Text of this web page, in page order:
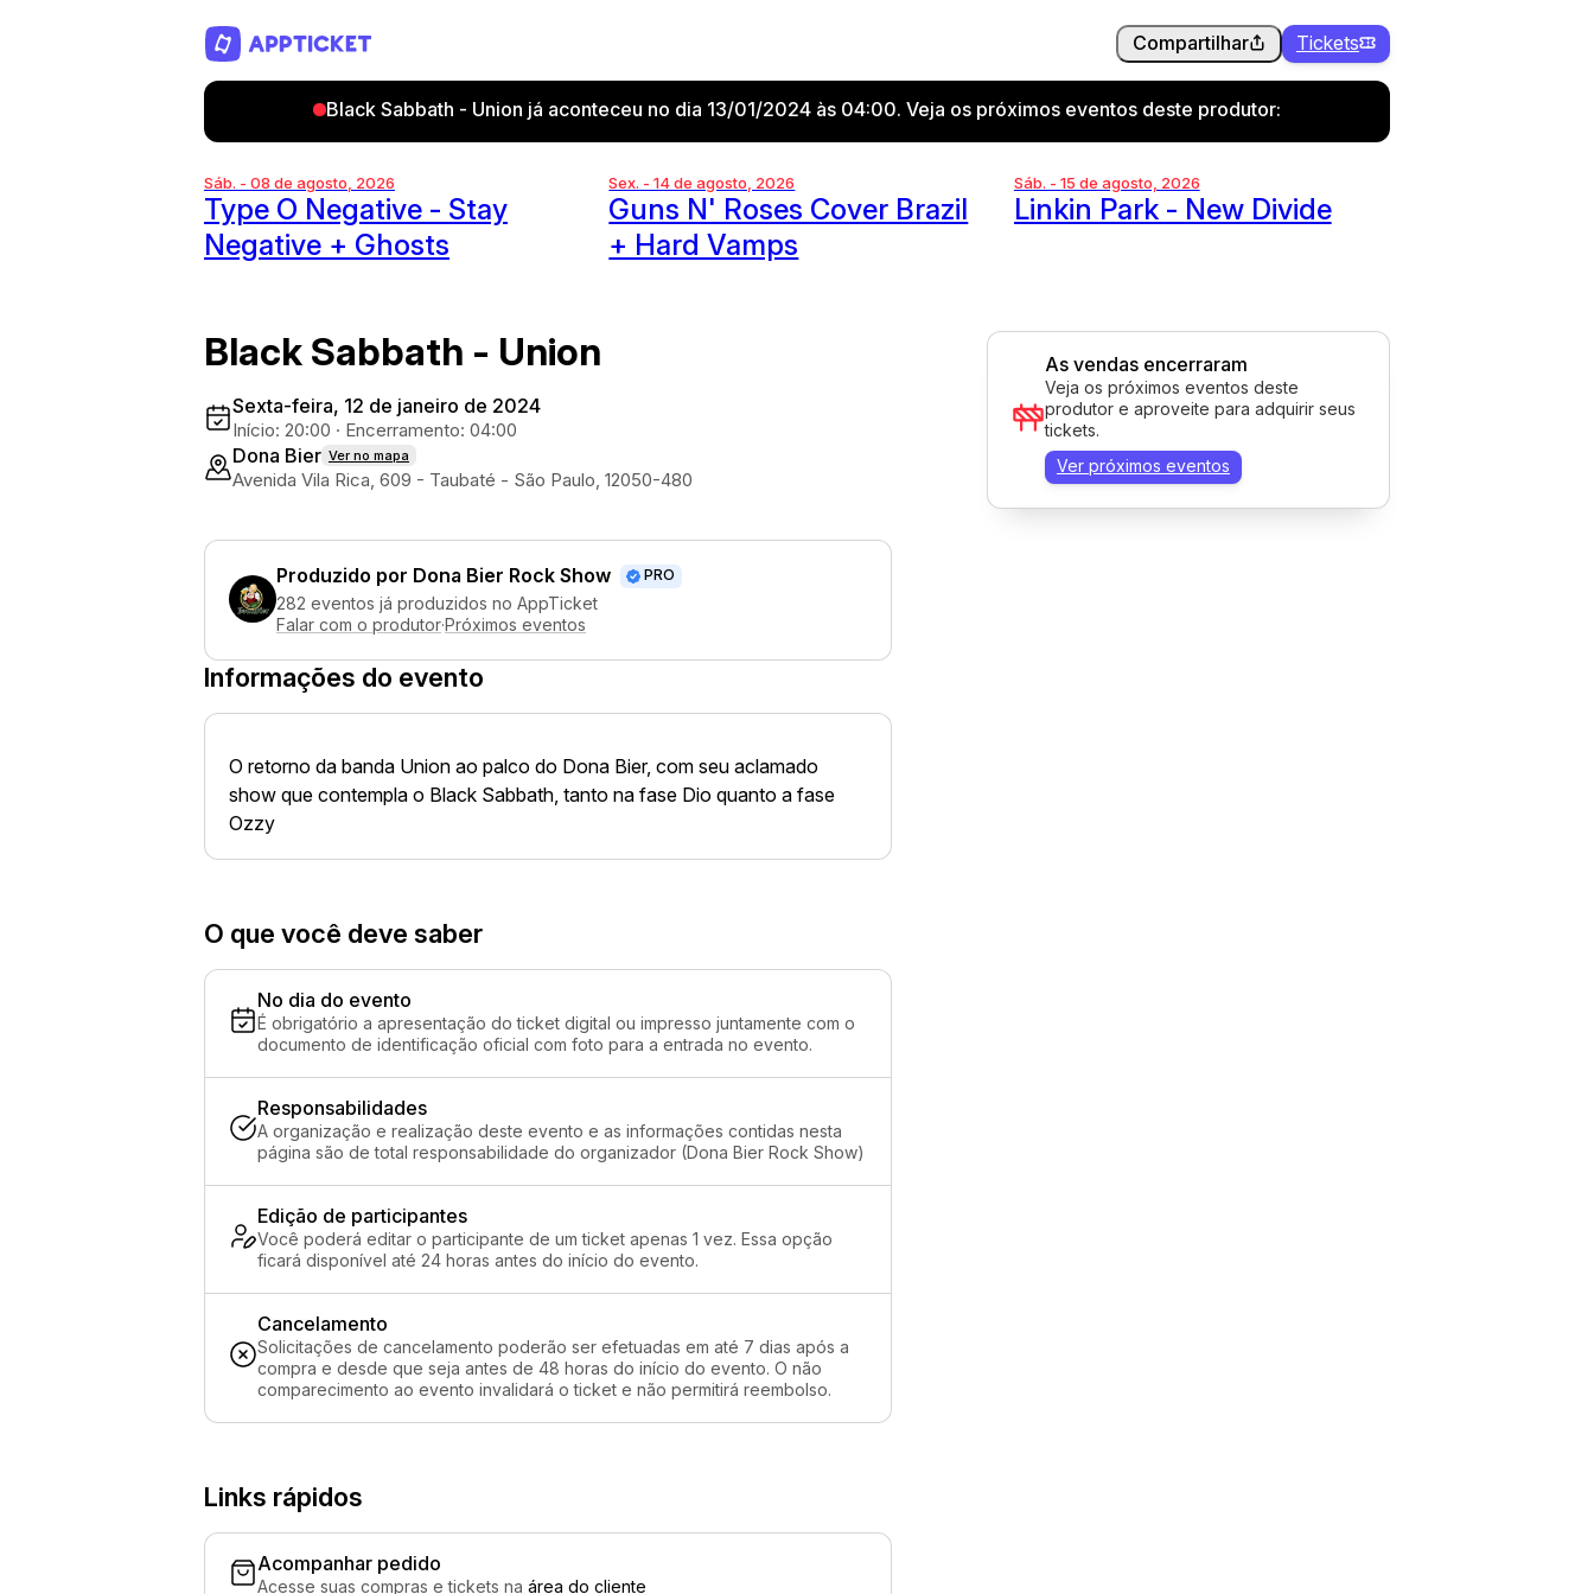
Compartilhar Tickets
Black Sabbath - Union já aconteceu no dia 13/01/2024 às 04:00. Veja os próximos eventos deste produtor:
Sáb. - 08 de agosto, 2026
Type O Negative - Stay
Negative + Ghosts
Sex. - 14 de agosto, 2026
Guns N' Roses Cover Brazil
+ Hard Vamps
Sáb. - 15 de agosto, 2026
Linkin Park - New Divide
Black Sabbath - Union
Sexta-feira, 12 de janeiro de 2024
Início: 20:00 · Encerramento: 04:00
Dona Bier Ver no mapa
Avenida Vila Rica, 609 - Taubaté - São Paulo, 12050-480
Produzido por Dona Bier Rock Show PRO
282 eventos já produzidos no AppTicket
Falar com o produtor·Próximos eventos
Informações do evento
O retorno da banda Union ao palco do Dona Bier, com seu aclamado
show que contempla o Black Sabbath, tanto na fase Dio quanto a fase
Ozzy
As vendas encerraram
Veja os próximos eventos deste
produtor e aproveite para adquirir seus
tickets.
Ver próximos eventos
O que você deve saber
No dia do evento
É obrigatório a apresentação do ticket digital ou impresso juntamente com o
documento de identificação oficial com foto para a entrada no evento.
Responsabilidades
A organização e realização deste evento e as informações contidas nesta
página são de total responsabilidade do organizador (Dona Bier Rock Show)
Edição de participantes
Você poderá editar o participante de um ticket apenas 1 vez. Essa opção
ficará disponível até 24 horas antes do início do evento.
Cancelamento
Solicitações de cancelamento poderão ser efetuadas em até 7 dias após a
compra e desde que seja antes de 48 horas do início do evento. O não
comparecimento ao evento invalidará o ticket e não permitirá reembolso.
Links rápidos
Acompanhar pedido
Acesse suas compras e tickets na área do cliente